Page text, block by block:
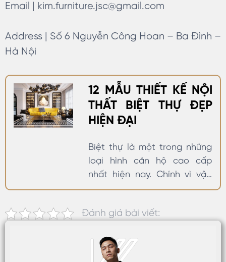
Email | kim.furniture.jsc@gmail.com
Address | Số 6 Nguyễn Công Hoan – Ba Đình –
Hà Nội
12 MẪU THIẾT KẾ NỘI
THẤT BIỆT THỰ ĐẸP
HIỆN ĐẠI
Biệt thự là một trong những
loại hình căn hộ cao cấp
nhất hiện nay. Chính vì vậy,
thiết kế nội thất biệt thự sao
điều gia chủ rất quan tâm.
những mẫu thiết kế nội thất
biệt thự đẹp và sang trọng
Đánh giá bài viết: